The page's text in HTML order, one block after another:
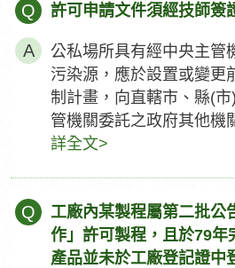
Q 許可申請文件須經技師簽
公私場所具有經中央主管
污染源，應於設置或變更
制計畫，向直轄市、縣(
管機關委託之政府其他機
詳全文>
Q
工廠內某製程屬第二批公
作」許可製程，且於79年
產品並未於工廠登記證中